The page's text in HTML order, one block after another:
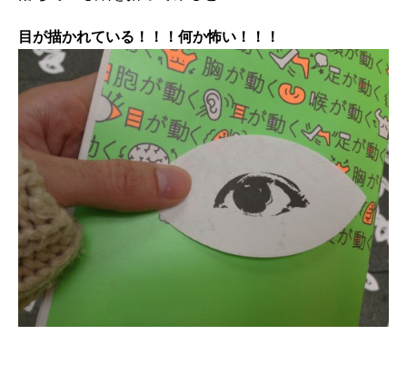
目が描かれている！！！何か怖い！！！